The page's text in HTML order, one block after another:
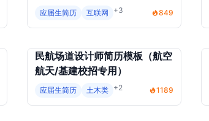
应届生简历 互联网 +3 849
民航场道设计师简历模板（航空
航天/基建校招专用）
应届生简历 土木类 +2 1189